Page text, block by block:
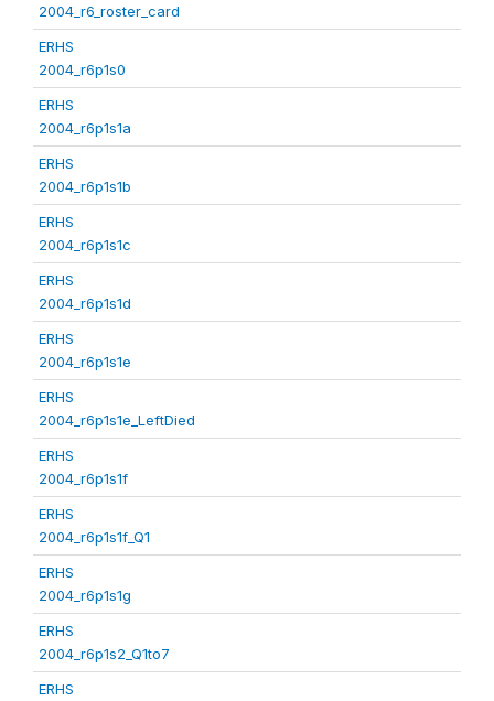
2004_r6_roster_card
ERHS
2004_r6p1s0
ERHS
2004_r6p1s1a
ERHS
2004_r6p1s1b
ERHS
2004_r6p1s1c
ERHS
2004_r6p1s1d
ERHS
2004_r6p1s1e
ERHS
2004_r6p1s1e_LeftDied
ERHS
2004_r6p1s1f
ERHS
2004_r6p1s1f_Q1
ERHS
2004_r6p1s1g
ERHS
2004_r6p1s2_Q1to7
ERHS